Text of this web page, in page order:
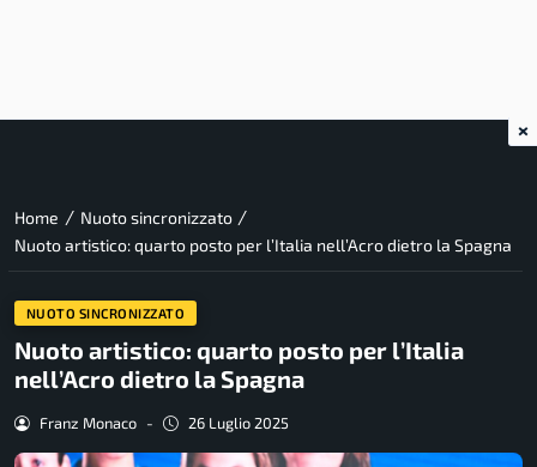
Home / Nuoto sincronizzato /
Nuoto artistico: quarto posto per l’Italia nell’Acro dietro la Spagna
NUOTO SINCRONIZZATO
Nuoto artistico: quarto posto per l’Italia
nell’Acro dietro la Spagna
Franz Monaco - 26 Luglio 2025
×